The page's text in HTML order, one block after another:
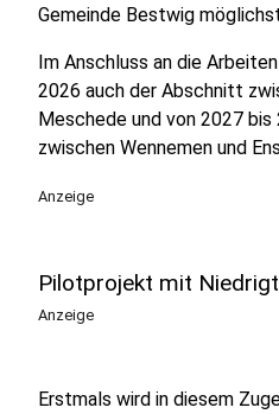
Gemeinde Bestwig
Im Anschluss an die
2026 auch der Abschnitt
Meschede und von 2027
zwischen Wennemen und
Anzeige
Pilotprojekt mit
Anzeige
Erstmals wird in diesem